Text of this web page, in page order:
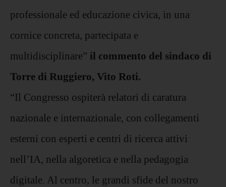
professionale ed educazione civica, in una
cornice concreta, partecipata e
multidisciplinare” il commento del sindaco di
Torre di Ruggiero, Vito Roti.
“Il Congresso ospiterà relatori di caratura
nazionale e internazionale, con collegamenti
esterni con esperti e centri di ricerca attivi
nell’IA, nella algoretica e nella pedagogia
digitale. Al centro, le grandi sfide del nostro